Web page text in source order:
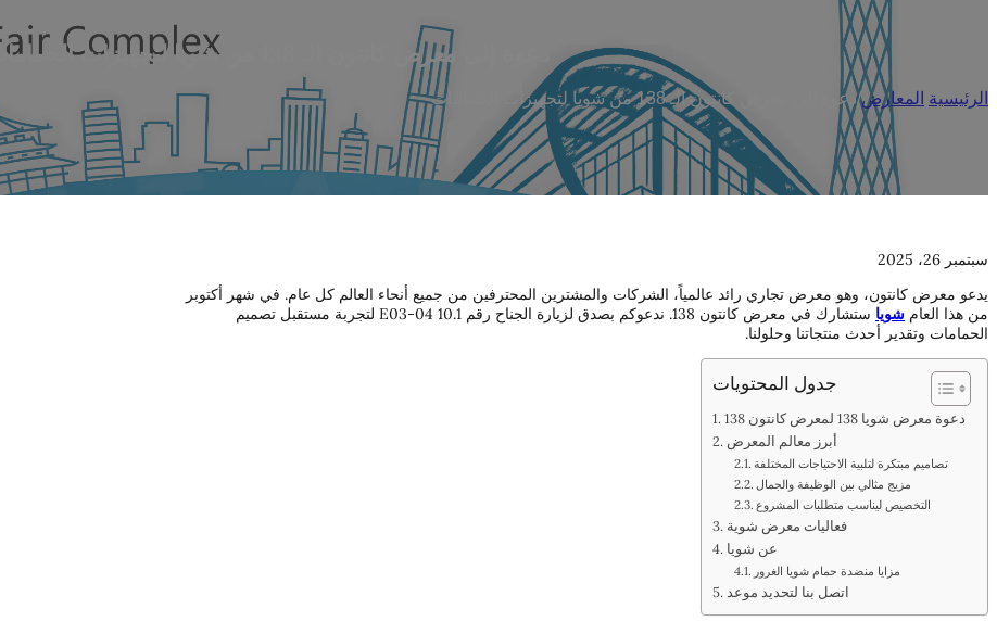
دعوة إلى معرض كانتون الـ 138 من شويا لتجهيزات الحمامات
الرئيسية المعارض/دعوة إلى معرض كانتون الـ 138 من شويا لتجهيزات الحمامات
سبتمبر 26، 2025
يدعو معرض كانتون، وهو معرض تجاري رائد عالمياً، الشركات والمشترين المحترفين من جميع أنحاء العالم كل عام. في شهر أكتوبر
من هذا العام شويا
ستشارك في معرض كانتون 138. ندعوكم بصدق لزيارة الجناح رقم 10.1 E03-04 لتجربة مستقبل تصميم
الحمامات وتقدير أحدث منتجاتنا وحلولنا.
جدول المحتويات
دعوة معرض شويا 138 لمعرض كانتون 138
أبرز معالم المعرض
تصاميم مبتكرة لتلبية الاحتياجات المختلفة
مزيج مثالي بين الوظيفة والجمال
التخصيص ليناسب متطلبات المشروع
فعاليات معرض شوية
عن شويا
مزايا منضدة حمام شويا الغرور
اتصل بنا لتحديد موعد